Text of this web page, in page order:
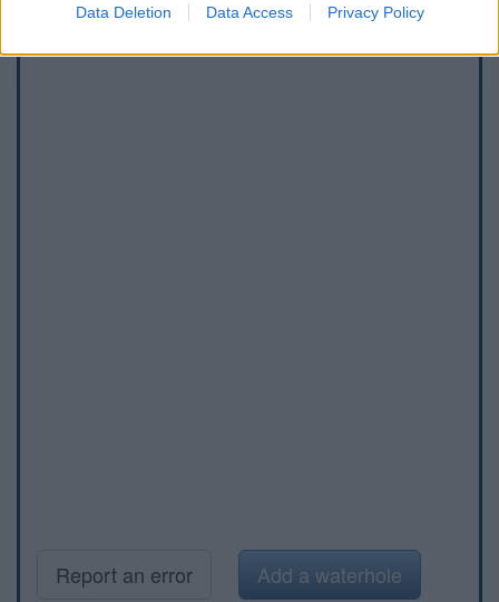
Data Deletion Data Access Privacy Policy
Report an error Add a waterhole